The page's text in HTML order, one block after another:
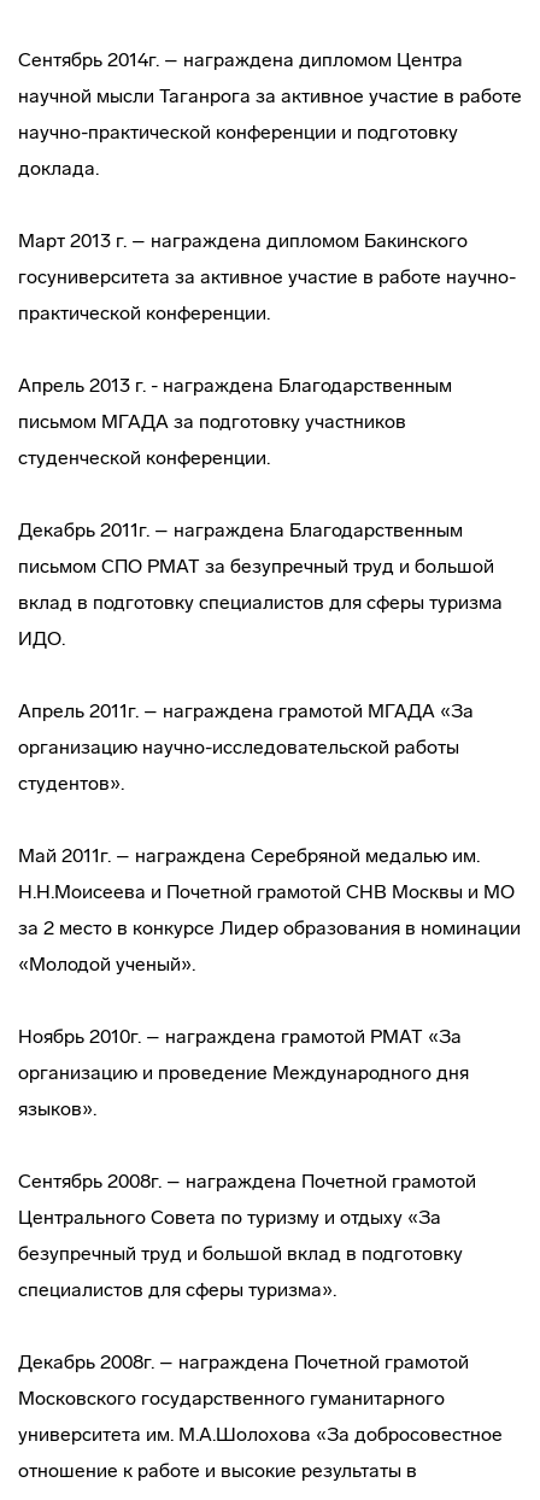
Сентябрь 2014г. – награждена дипломом Центра
научной мысли Таганрога за активное участие в работе
научно-практической конференции и подготовку
доклада.
Март 2013 г. – награждена дипломом Бакинского
госуниверситета за активное участие в работе научно-
практической конференции.
Апрель 2013 г. - награждена Благодарственным
письмом МГАДА за подготовку участников
студенческой конференции.
Декабрь 2011г. – награждена Благодарственным
письмом СПО РМАТ за безупречный труд и большой
вклад в подготовку специалистов для сферы туризма
ИДО.
Апрель 2011г. – награждена грамотой МГАДА «За
организацию научно-исследовательской работы
студентов».
Май 2011г. – награждена Cеребряной медалью им.
Н.Н.Моисеева и Почетной грамотой СНВ Москвы и МО
за 2 место в конкурсе Лидер образования в номинации
«Молодой ученый».
Ноябрь 2010г. – награждена грамотой РМАТ «За
организацию и проведение Международного дня
языков».
Сентябрь 2008г. – награждена Почетной грамотой
Центрального Совета по туризму и отдыху «За
безупречный труд и большой вклад в подготовку
специалистов для сферы туризма».
Декабрь 2008г. – награждена Почетной грамотой
Московского государственного гуманитарного
университета им. М.А.Шолохова «За добросовестное
отношение к работе и высокие результаты в